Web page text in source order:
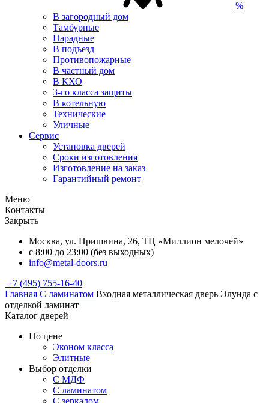
%
В загородный дом
Тамбурные
Парадные
В подъезд
Противопожарные
В частный дом
В КХО
3-го класса защиты
В котельную
Технические
Уличные
Сервис
Установка дверей
Сроки изготовления
Изготовление на заказ
Гарантийный ремонт
Меню
Контакты
Закрыть
Москва, ул. Пришвина, 26, ТЦ «Миллион мелочей»
с 8:00 до 23:00 (без выходных)
info@metal-doors.ru
+7 (495) 755-16-40
Главная С ламинатом Входная металлическая дверь Элунда с
отделкой ламинат
Каталог дверей
По цене
Эконом класса
Элитные
Выбор отделки
С МДФ
С ламинатом
С зеркалом